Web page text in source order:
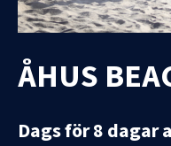
ÅHUS
Dags för 8 dagar